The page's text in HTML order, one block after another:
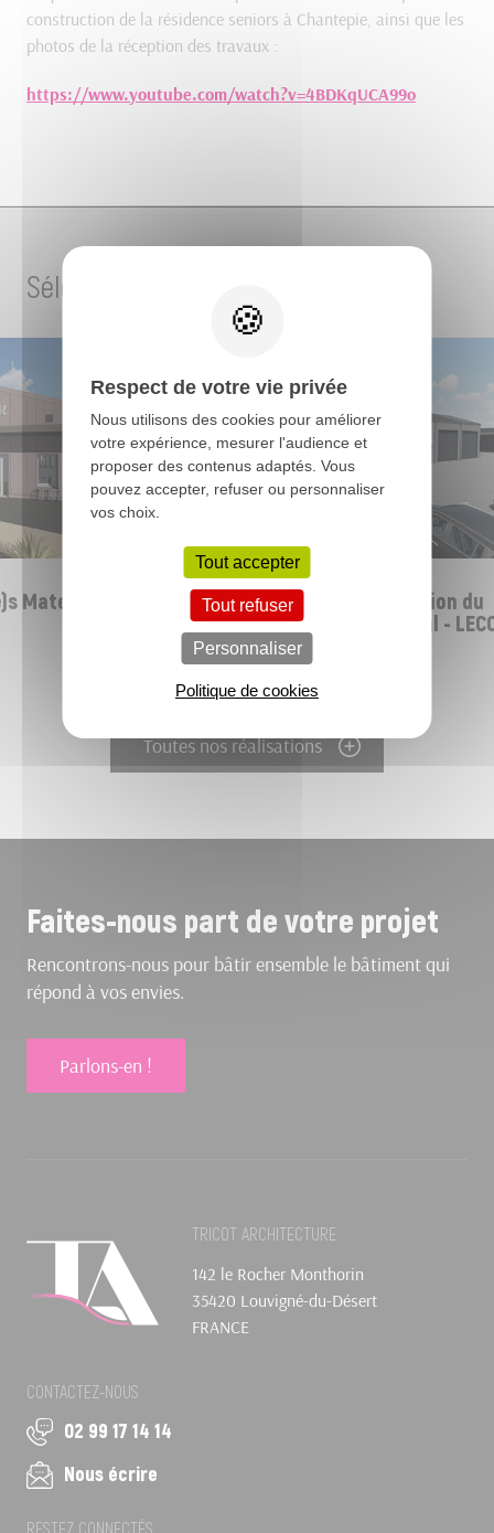
construction de la résidence seniors à Chantepie, ainsi que les
photos de la réception des travaux :
https://www.youtube.com/watch?v=4BDKqUCA99o
Sélection de projets
-
INDUSTRIEL
Restructuration et extension du
centre technique municipal -
(35)
Toutes nos réalisations
Faites-nous part de votre projet
Rencontrons-nous pour bâtir ensemble le bâtiment qui
répond à vos envies.
Parlons-en !
TRICOT ARCHITECTURE
142 le Rocher Monthorin
35420 Louvigné-du-Désert
FRANCE
CONTACTEZ-NOUS
02 99 17 14 14
Nous écrire
Respect de votre vie privée
Nous utilisons des cookies pour améliorer
votre expérience, mesurer l'audience et
proposer des contenus adaptés. Vous
pouvez accepter, refuser ou personnaliser
vos choix.
Tout accepter
Tout refuser
Personnaliser
Politique de cookies